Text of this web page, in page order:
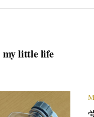
my little life